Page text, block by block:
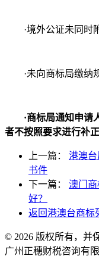
·境外公证未同时附
·未向商标局缴纳规
·商标局通知申请人
者不按照要求进行补正
上一篇： 港澳
书件
下一篇： 澳门
好？
返回港澳台商标
© 2026 版权所有，并
广州正穗财税咨询有